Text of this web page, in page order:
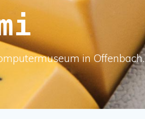
in Offenbach.